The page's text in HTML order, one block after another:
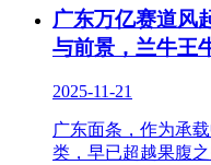
广东万亿赛道风
与前景，兰牛王
2025-11-21
广东面条，作为承
类，早已超越果腹